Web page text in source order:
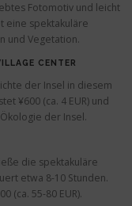
Fotomotiv und leicht
eine spektakuläre
und Vegetation.
CENTER
der Insel in diesem
¥600 (ca. 4 EUR) und
der Insel.
die spektakuläre
etwa 8-10 Stunden.
(ca. 55-80 EUR).